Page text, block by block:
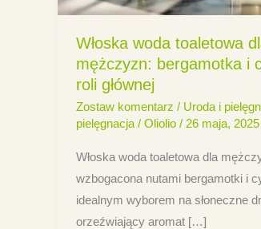
Włoska woda toaletowa
mężczyzn: bergamotka i
roli głównej
Zostaw komentarz / Uroda i
pielęgnacja/ Oliolio / 26 maja, 2025
Włoska woda toaletowa dla
wzbogacona nutami bergamotki i
idealnym wyborem na słoneczne
orzeźwiający aromat […]